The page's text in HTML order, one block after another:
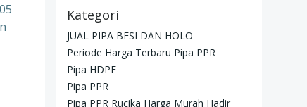
Kategori
JUAL PIPA BESI DAN HOLO
Periode Harga Terbaru Pipa PPR
Pipa HDPE
Pipa PPR
Pipa PPR Rucika Harga Murah Hadir